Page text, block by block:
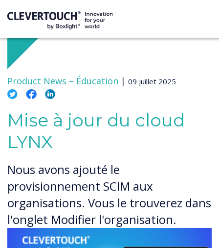
Product News – Éducation | 09 juillet 2025
Mise à jour du cloud
LYNX
Nous avons ajouté le
provisionnement SCIM aux
organisations. Vous le trouverez dans
l'onglet Modifier l'organisation.